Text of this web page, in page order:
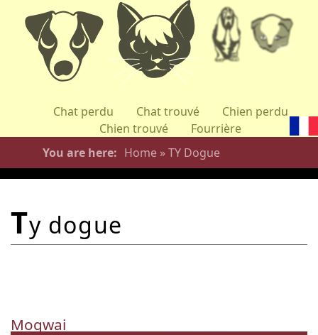
Skip
to
main
content
Chat perdu Chat trouvé
Chien perdu
Chien trouvé
Fourrière
You are here
Home »TY Dogue
ty dogue
Mogwai